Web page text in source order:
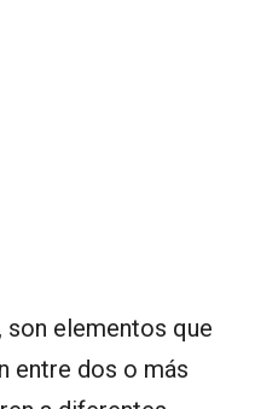
, son elementos que
entre dos o más